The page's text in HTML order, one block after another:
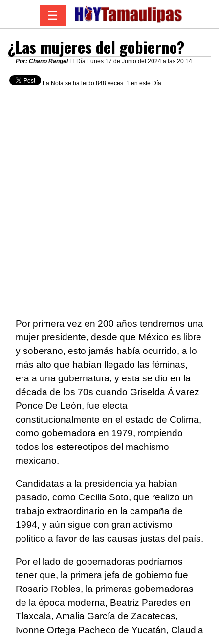
☰
¿Las mujeres del gobierno?
Por: Chano RangelEl Día Lunes 17 de Junio del 2024 a las 20:14
La Nota se ha leido 848 veces. 1 en este Día.
Por primera vez en 200 años tendremos una
mujer presidente, desde que México es libre
y soberano, esto jamás había ocurrido, a lo
más alto que habían llegado las féminas,
era a una gubernatura, y esta se dio en la
década de los 70s cuando Griselda Álvarez
Ponce De León, fue electa
constitucionalmente en el estado de Colima,
como gobernadora en 1979, rompiendo
todos los estereotipos del machismo
mexicano.
Candidatas a la presidencia ya habían
pasado, como Cecilia Soto, que realizo un
trabajo extraordinario en la campaña de
1994, y aún sigue con gran activismo
político a favor de las causas justas del país.
Por el lado de gobernadoras podríamos
tener que, la primera jefa de gobierno fue
Rosario Robles, la primeras gobernadoras
de la época moderna, Beatriz Paredes en
Tlaxcala, Amalia García de Zacatecas,
Ivonne Ortega Pacheco de Yucatán, Claudia